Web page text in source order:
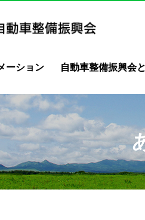
ーション 自動車整備振興会